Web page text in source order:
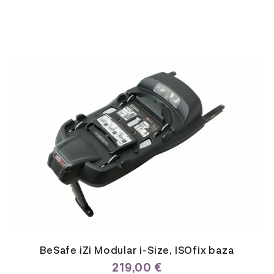
BeSafe iZi Modular i-Size, ISOfix baza
219,00 €